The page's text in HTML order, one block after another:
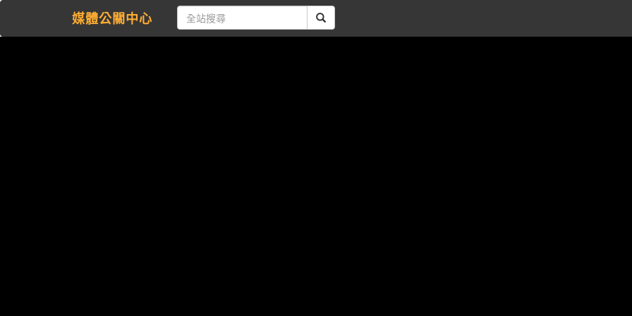
媒體公關中心